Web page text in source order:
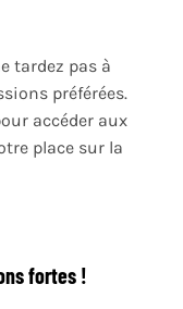
tardez pas à
préférées.
accéder aux
place sur la
fortes !